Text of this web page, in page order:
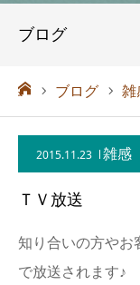
ブログ
ム ブログ 雑
2015.11.23 雑感
ＴＶ放送
知り合いの方やお
で放送されます♪
採用情報